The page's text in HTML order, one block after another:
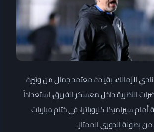
الزمالك، بقيادة معتمد جمال من وتيرة
النظرية داخل معسكر الفريق، استعداداً
سيراميكا كليوباترا، في ختام مباريات
بطولة الدوري الممتاز.